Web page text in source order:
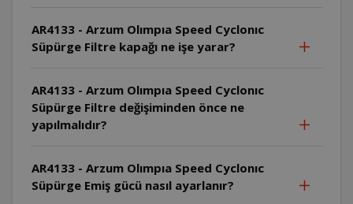
AR4133 - Arzum Olımpıa Speed Cyclonıc
Süpürge Filtre kapağı ne işe yarar?
AR4133 - Arzum Olımpıa Speed Cyclonıc
Süpürge Filtre değişiminden önce ne
yapılmalıdır?
AR4133 - Arzum Olımpıa Speed Cyclonıc
Süpürge Emiş gücü nasıl ayarlanır?